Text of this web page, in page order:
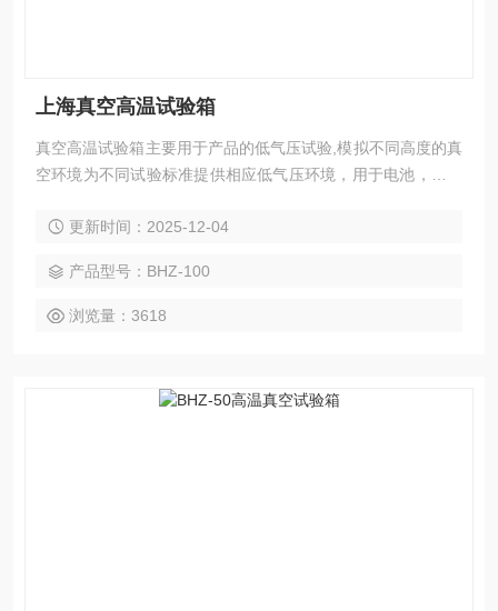
上海真空高温试验箱
真空高温试验箱主要用于产品的低气压试验,模拟不同高度的真
空环境为不同试验标准提供相应低气压环境，用于电池，电容
品的脱气，除湿等生产过程
更新时间：2025-12-04
产品型号：BHZ-100
浏览量：3618